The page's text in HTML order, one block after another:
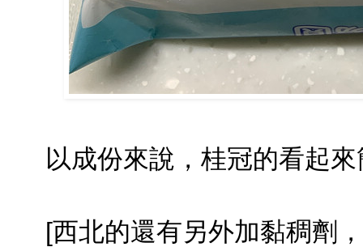
以成份來說，桂冠的看起
[西北的還有另外加黏稠劑